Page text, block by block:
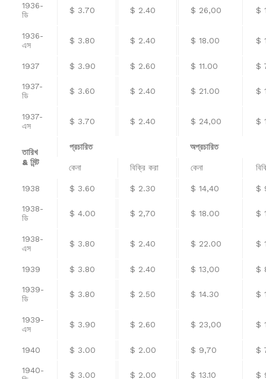
1936-
ডি
$ 3.70 $ 2.40 $ 26,00 $
1936-
এস
$ 3.80 $ 2.40 $ 18.00 $
1937 $ 3.90 $ 2.60 $ 11.00 $
1937-
ডি
$ 3.60 $ 2.40 $ 21.00 $
1937-
এস
$ 3.70 $ 2.40 $ 24,00 $
তারিখ
& মিন্ট
প্রচারিত অপ্রচারিত
কেনা বিক্রি করা কেনা
1938 $ 3.60 $ 2.30 $ 14,40 $
1938-
ডি
$ 4.00 $ 2,70 $ 18.00 $
1938-
এস
$ 3.80 $ 2.40 $ 22.00 $
1939 $ 3.80 $ 2.40 $ 13,00 $
1939-
ডি
$ 3.80 $ 2.50 $ 14.30 $
1939-
এস
$ 3.90 $ 2.60 $ 23,00 $
1940 $ 3.00 $ 2.00 $ 9,70 $
1940-
$ 3.00 $ 2.00 $ 13.10 $